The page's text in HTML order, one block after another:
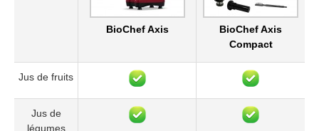
BioChef Axis
BioChef Axis
Compact
Jus de fruits
Jus de
légumes